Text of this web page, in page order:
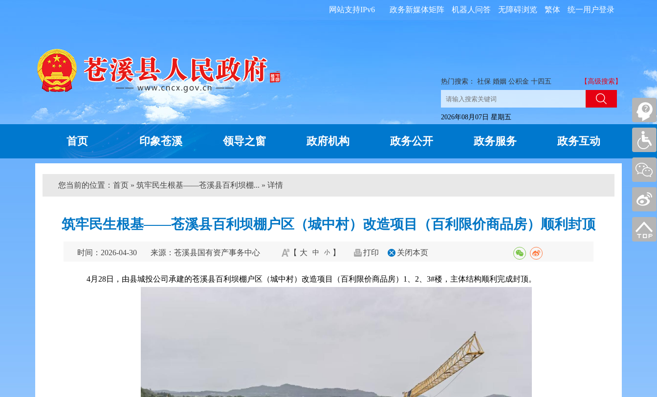
统一用户登录
繁体
无障碍浏览
机器人问答
政务新媒体矩阵
网站支持IPv6
热门搜索： 社保 婚姻 公积金 十四五 【高级搜索】
2026年08月07日 星期五
首页 印象苍溪 领导之窗 政府机构 政务公开 政务服务 政务互动
您当前的位置： 首页 » 筑牢民生根基——苍溪县百利坝棚... » 详情
筑牢民生根基——苍溪县百利坝棚户区（城中村）改造项目（百利限价商品房）顺利封顶
时间：2026-04-30 来源：苍溪县国有资产事务中心 【 大 中 小 】 打印 关闭本页
4月28日，由县城投公司承建的苍溪县百利坝棚户区（城中村）改造项目（百利限价商品房）1、2、3#楼，主体结构顺利完成封顶。